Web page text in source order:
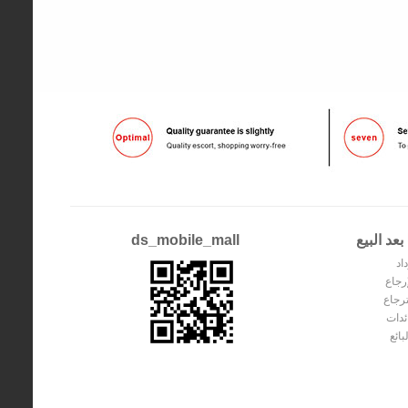
البيع ds_mobile_mall